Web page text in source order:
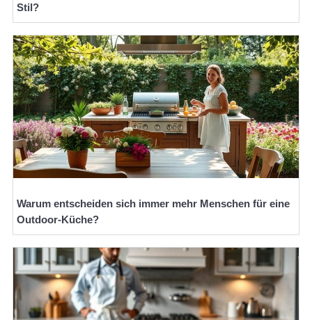
Stil?
Warum entscheiden sich immer mehr Menschen für eine
Outdoor-Küche?